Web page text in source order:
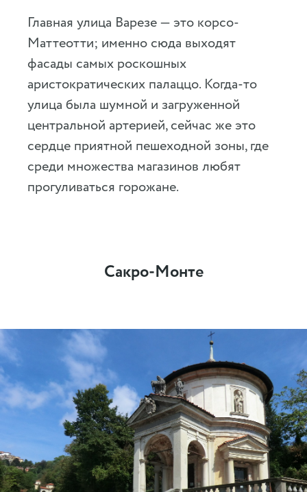
Главная улица Варезе — это корсо-
Маттеотти; именно сюда выходят
фасады самых роскошных
аристократических палаццо. Когда-то
улица была шумной и загруженной
центральной артерией, сейчас же это
сердце приятной пешеходной зоны, где
среди множества магазинов любят
прогуливаться горожане.
Сакро-Монте